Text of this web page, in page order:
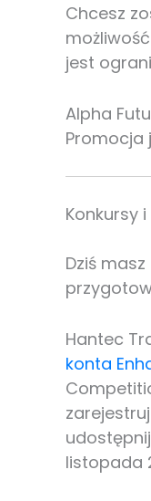
Chcesz
jest
Alpha
Promocja
Konkursy
Dziś
Hantec
konta
listopada